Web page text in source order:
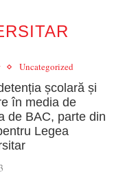
Uncategorized
școlară și
în media de
de BAC, parte din
Legea